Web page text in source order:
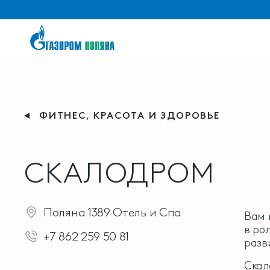
ФИТНЕС, КРАСОТА И ЗДОРОВЬЕ
СКАЛОДРОМ
Поляна 1389 Отель и Спа
+7 862 259 50 81
Вам
в